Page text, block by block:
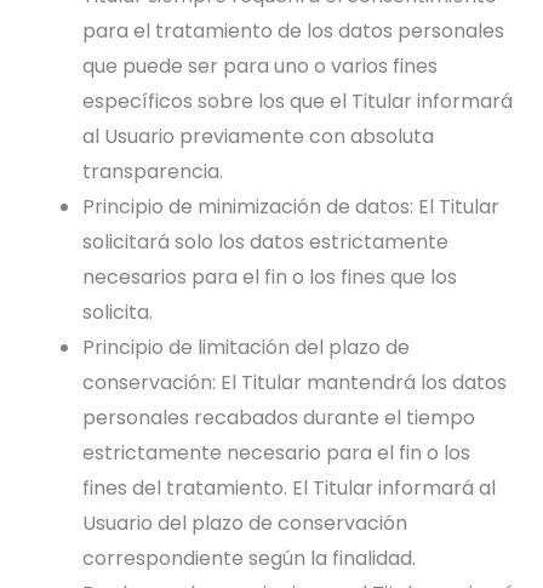
para el tratamiento de los datos personales
que puede ser para uno o varios fines
específicos sobre los que el Titular informará
al Usuario previamente con absoluta
transparencia.
Principio de minimización de datos: El Titular
solicitará solo los datos estrictamente
necesarios para el fin o los fines que los
solicita.
Principio de limitación del plazo de
conservación: El Titular mantendrá los datos
personales recabados durante el tiempo
estrictamente necesario para el fin o los
fines del tratamiento. El Titular informará al
Usuario del plazo de conservación
correspondiente según la finalidad.